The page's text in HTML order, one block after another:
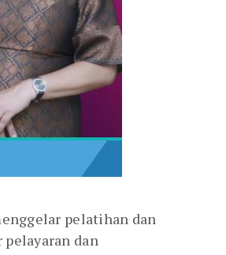
pelatihan dan
dan